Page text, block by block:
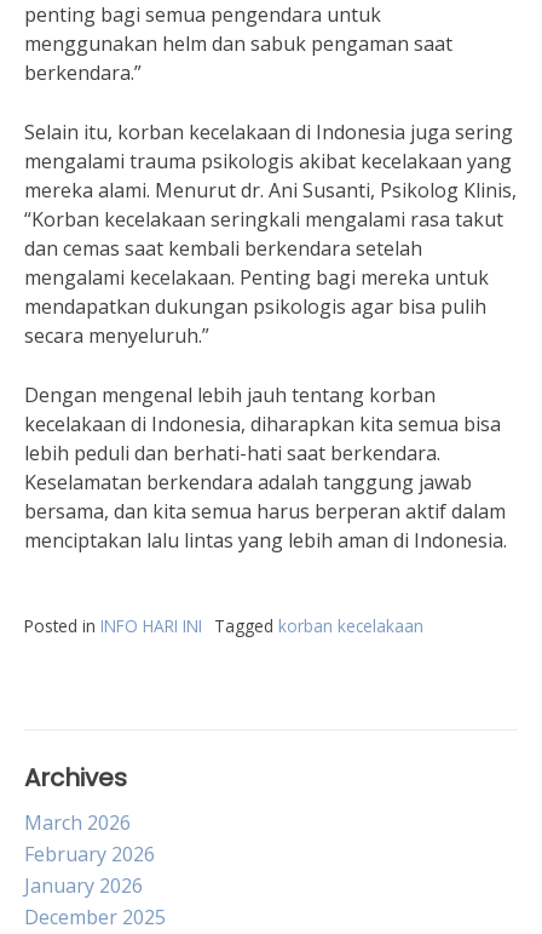
penting bagi semua pengendara untuk
menggunakan helm dan sabuk pengaman saat
berkendara.”
Selain itu, korban kecelakaan di Indonesia juga sering
mengalami trauma psikologis akibat kecelakaan yang
mereka alami. Menurut dr. Ani Susanti, Psikolog Klinis,
“Korban kecelakaan seringkali mengalami rasa takut
dan cemas saat kembali berkendara setelah
mengalami kecelakaan. Penting bagi mereka untuk
mendapatkan dukungan psikologis agar bisa pulih
secara menyeluruh.”
Dengan mengenal lebih jauh tentang korban
kecelakaan di Indonesia, diharapkan kita semua bisa
lebih peduli dan berhati-hati saat berkendara.
Keselamatan berkendara adalah tanggung jawab
bersama, dan kita semua harus berperan aktif dalam
menciptakan lalu lintas yang lebih aman di Indonesia.
Posted in INFO HARI INI Tagged korban kecelakaan
Archives
March 2026
February 2026
January 2026
December 2025